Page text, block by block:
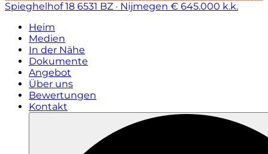
Spieghelhof 18 6531 BZ · Nijmegen € 645.000 k.k.
Heim
Medien
In der Nähe
Dokumente
Angebot
Über uns
Bewertungen
Kontakt